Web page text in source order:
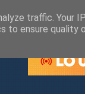
traffic. Your
to ensure quality